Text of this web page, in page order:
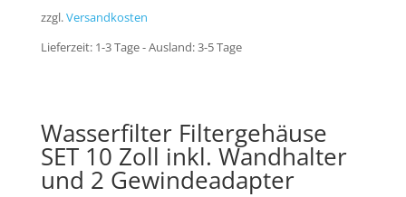
zzgl.Versandkosten
Lieferzeit: 1-3 Tage - Ausland: 3-5 Tage
Wasserfilter Filtergehäuse
SET 10 Zoll inkl. Wandhalter
und 2 Gewindeadapter